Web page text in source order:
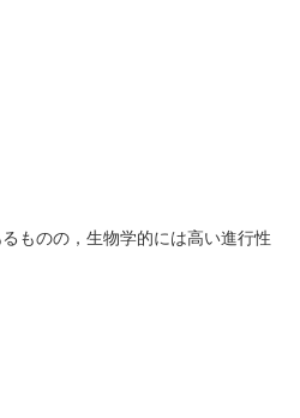
ものの，生物学的には高い進行性